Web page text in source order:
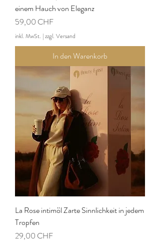
einem Hauch von Eleganz
Preis
59,00 CHF
inkl. MwSt. |zzgl. Versand
In den Warenkorb
La Rose intimöl Zarte Sinnlichkeit in jedem
Tropfen
Preis
29,00 CHF